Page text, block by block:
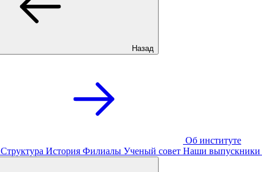
Назад
Об институте
Структура История Филиалы Ученый совет Наши выпускники